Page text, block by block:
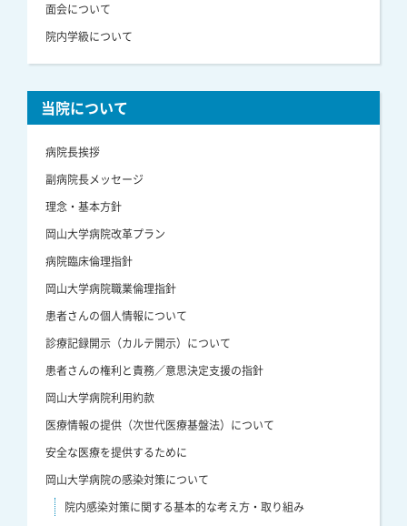
面会について
院内学級について
当院について
病院長挨拶
副病院長メッセージ
理念・基本方針
岡山大学病院改革プラン
病院臨床倫理指針
岡山大学病院職業倫理指針
患者さんの個人情報について
診療記録開示（カルテ開示）について
患者さんの権利と責務／意思決定支援の指針
岡山大学病院利用約款
医療情報の提供（次世代医療基盤法）について
安全な医療を提供するために
岡山大学病院の感染対策について
院内感染対策に関する基本的な考え方・取り組み